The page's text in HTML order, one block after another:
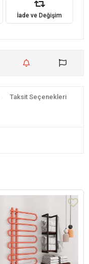
İade ve Değişim
Taksit Seçenekleri